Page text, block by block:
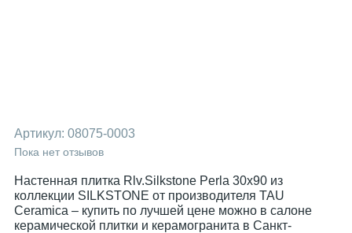
Артикул: 08075-0003
Пока нет отзывов
Настенная плитка Rlv.Silkstone Perla 30x90 из
коллекции SILKSTONE от производителя TAU
Ceramica – купить по лучшей цене можно в салоне
керамической плитки и керамогранита в Санкт-